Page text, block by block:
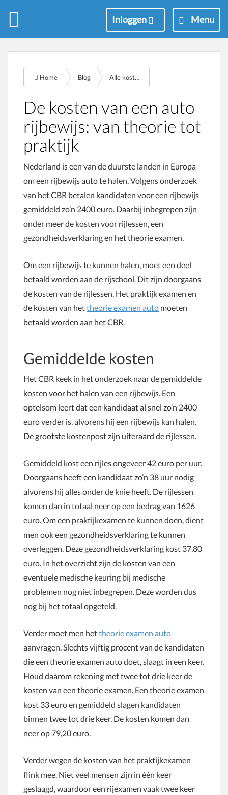
M
e
Menu
Inloggen
Home Blog Alle kosten rijbewijs
De kosten van een auto
rijbewijs: van theorie tot
praktijk
Nederland is een van de duurste landen in Europa
om een rijbewijs auto te halen. Volgens onderzoek
van het CBR betalen kandidaten voor een rijbewijs
gemiddeld zo’n 2400 euro. Daarbij inbegrepen zijn
onder meer de kosten voor rijlessen, een
gezondheidsverklaring en het theorie examen.
Om een rijbewijs te kunnen halen, moet een deel
betaald worden aan de rijschool. Dit zijn doorgaans
de kosten van de rijlessen. Het praktijk examen en
de kosten van hettheorie examen auto moeten
betaald worden aan het CBR.
Gemiddelde kosten
Het CBR keek in het onderzoek naar de gemiddelde
kosten voor het halen van een rijbewijs. Een
optelsom leert dat een kandidaat al snel zo’n 2400
euro verder is, alvorens hij een rijbewijs kan halen.
De grootste kostenpost zijn uiteraard de rijlessen.
Gemiddeld kost een rijles ongeveer 42 euro per uur.
Doorgaans heeft een kandidaat zo’n 38 uur nodig
alvorens hij alles onder de knie heeft. De rijlessen
komen dan in totaal neer op een bedrag van 1626
euro. Om een praktijkexamen te kunnen doen, dient
men ook een gezondheidsverklaring te kunnen
overleggen. Deze gezondheidsverklaring kost 37,80
euro. In het overzicht zijn de kosten van een
eventuele medische keuring bij medische
problemen nog niet inbegrepen. Deze worden dus
nog bij het totaal opgeteld.
Verder moet men hettheorie examen auto
aanvragen. Slechts vijftig procent van de kandidaten
die een theorie examen auto doet, slaagt in een keer.
Houd daarom rekening met twee tot drie keer de
kosten van een theorie examen. Een theorie examen
kost 33 euro en gemiddeld slagen kandidaten
binnen twee tot drie keer. De kosten komen dan
neer op 79,20 euro.
Verder wegen de kosten van het praktijkexamen
flink mee. Niet veel mensen zijn in één keer
geslaagd, waardoor een rijexamen vaak twee keer